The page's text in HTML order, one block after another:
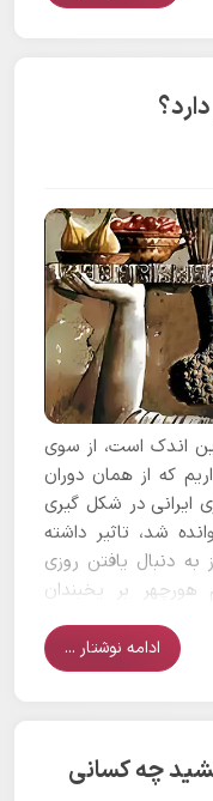
اندک است، از سوی
که از همان دوران
ایرانی در شکل گیری
شد، تاثیر داشته
به دنبال یافتن روزی
بر یخبندان
جمشید، یخبندان به
آمد، یادآور پایان
دنبال زمان آغاز بهار
ادامه نوشتار ...
چه کسانی